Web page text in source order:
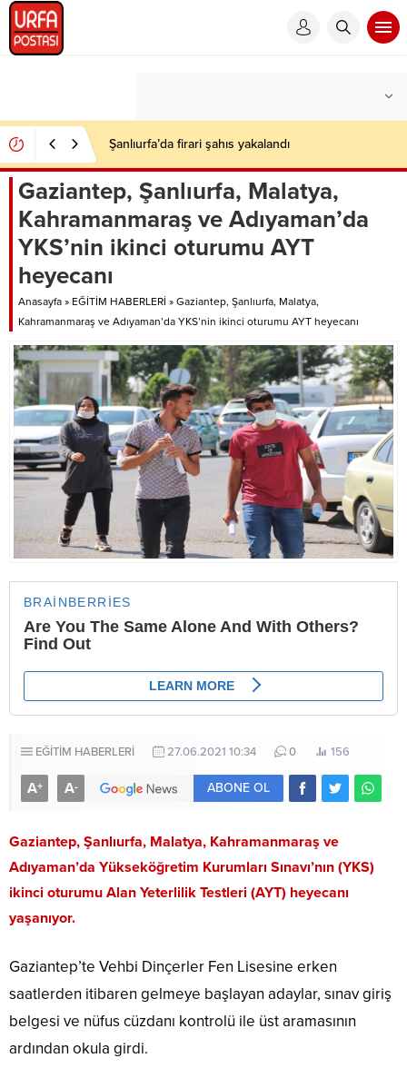
Şanlıurfa’da firari şahıs yakalandı
Gaziantep, Şanlıurfa, Malatya,
Kahramanmaraş ve Adıyaman’da
YKS’nin ikinci oturumu AYT
heyecanı
Anasayfa » EĞİTİM HABERLERİ » Gaziantep, Şanlıurfa, Malatya,
Kahramanmaraş ve Adıyaman’da YKS’nin ikinci oturumu AYT heyecanı
EĞİTİM HABERLERİ 27.06.2021 10:34 0 156
A+ A- ABONE OL
Gaziantep, Şanlıurfa, Malatya, Kahramanmaraş ve
Adıyaman’da Yükseköğretim Kurumları Sınavı’nın (YKS)
ikinci oturumu Alan Yeterlilik Testleri (AYT) heyecanı
yaşanıyor.
Gaziantep’te Vehbi Dinçerler Fen Lisesine erken
saatlerden itibaren gelmeye başlayan adaylar, sınav giriş
belgesi ve nüfus cüzdanı kontrolü ile üst aramasının
ardından okula girdi.